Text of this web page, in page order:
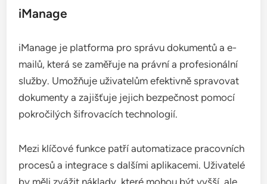
iManage
iManage je platforma pro správu dokumentů a e-
mailů, která se zaměřuje na právní a profesionální
služby. Umožňuje uživatelům efektivně spravovat
dokumenty a zajišťuje jejich bezpečnost pomocí
pokročilých šifrovacích technologií.
Mezi klíčové funkce patří automatizace pracovních
procesů a integrace s dalšími aplikacemi. Uživatelé